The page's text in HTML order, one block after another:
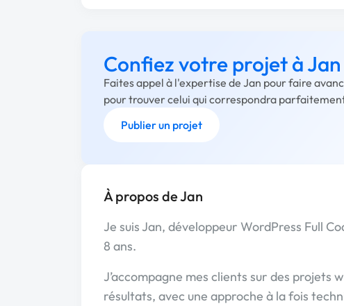
Confiez votre projet à Jan
Faites appel à l'expertise de Jan pour faire
pour trouver celui qui correspondra
Publier un projet
À propos de Jan
Je suis Jan, développeur WordPress Full
8 ans.
J’accompagne mes clients sur des
résultats, avec une approche à la fois